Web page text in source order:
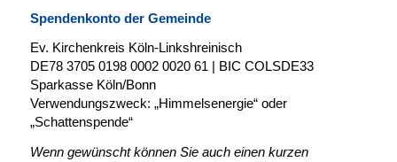
Spendenkonto der Gemeinde
Ev. Kirchenkreis Köln-Linkshreinisch
DE78 3705 0198 0002 0020 61 | BIC COLSDE33
Sparkasse Köln/Bonn
Verwendungszweck: „Himmelsenergie“oder
„Schattenspende“
Wenn gewünscht können Sie auch einen kurzen